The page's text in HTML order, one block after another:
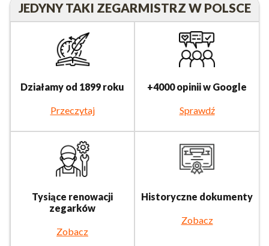
JEDYNY TAKI ZEGARMISTRZ W POLSCE
Działamy od 1899 roku
Przeczytaj
+4000 opinii w Google
Sprawdź
Tysiące renowacji
zegarków
Zobacz
Historyczne dokumenty
Zobacz